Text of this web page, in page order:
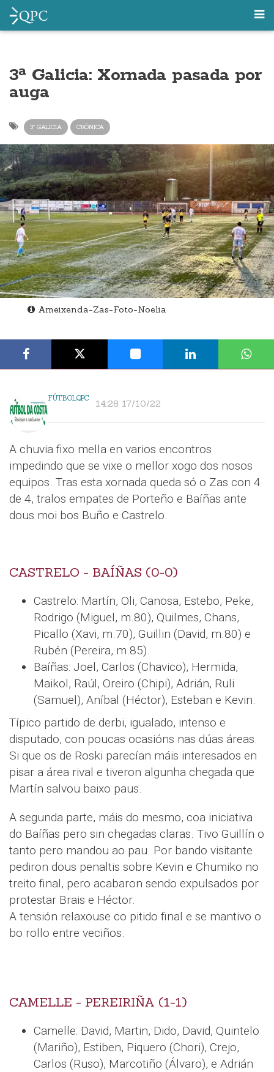
3ª Galicia: Xornada pasada por
auga
3ª GALICIA CRÓNICA
Ameixenda-Zas-Foto-Noelia
FÚTBOLQPC 14:28 17/10/22
A chuvia fixo mella en varios encontros
impedindo que se vixe o mellor xogo dos nosos
equipos. Tras esta xornada queda só o Zas con 4
de 4, tralos empates de Porteño e Baíñas ante
dous moi bos Buño e Castrelo.
CASTRELO - BAÍÑAS (0-0)
Castrelo: Martín, Oli, Canosa, Estebo, Peke,
Rodrigo (Miguel, m.80), Quilmes, Chans,
Picallo (Xavi, m.70), Guillin (David, m.80) e
Rubén (Pereira, m.85).
Baíñas: Joel, Carlos (Chavico), Hermida,
Maikol, Raúl, Oreiro (Chipi), Adrián, Ruli
(Samuel), Aníbal (Héctor), Esteban e Kevin.
Típico partido de derbi, igualado, intenso e
disputado, con poucas ocasións nas dúas áreas.
Si que os de Roski parecían máis interesados en
pisar a área rival e tiveron algunha chegada que
Martín salvou baixo paus.
A segunda parte, máis do mesmo, coa iniciativa
do Baíñas pero sin chegadas claras. Tivo Guillín o
tanto pero mandou ao pau. Por bando visitante
pediron dous penaltis sobre Kevin e Chumiko no
treito final, pero acabaron sendo expulsados por
protestar Brais e Héctor.
A tensión relaxouse co pitido final e se mantivo o
bo rollo entre veciños.
CAMELLE - PEREIRIÑA (1-1)
Camelle: David, Martin, Dido, David, Quintelo
(Mariño), Estiben, Piquero (Chori), Crejo,
Carlos (Ruso), Marcotiño (Álvaro), e Adrián